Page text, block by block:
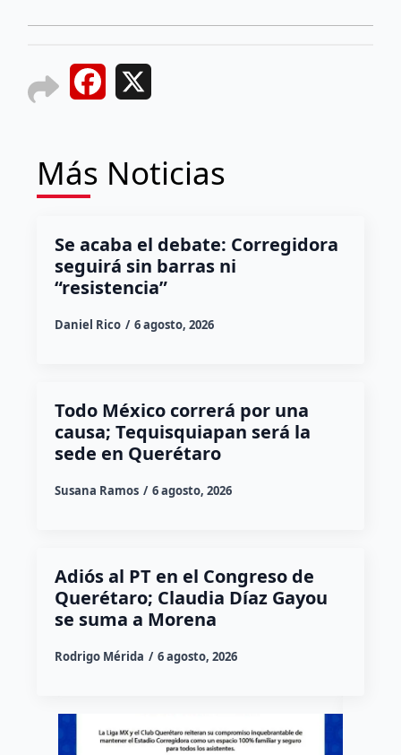
Facebook
Más Noticias
Se acaba el debate: Corregidora
seguirá sin barras ni
“resistencia”
Daniel Rico 6 agosto, 2026
Todo México correrá por una
causa; Tequisquiapan será la
sede en Querétaro
Susana Ramos 6 agosto, 2026
Adiós al PT en el Congreso de
Querétaro; Claudia Díaz Gayou
se suma a Morena
Rodrigo Mérida 6 agosto, 2026